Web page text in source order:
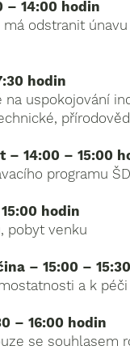
– 14:00 hodin
odstranit
hodin
uspokojování
– 14:00 – 15:00
programu
hodin
pobyt venku
– 15:00 –
a k
– 16:00 hodin
se souhlasem